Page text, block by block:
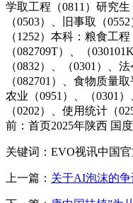
学取工程（0811）研究
（0503）、旧事取（
（1252）本科：粮食工
（082709T）、（
（0832）、（0301）、
（082701）、食物质量
农业（0951）、（0301
（0202）、使用统计（
前：首页2025年陕西 国
关键词：EVO视讯中国
上一篇： 关于AI泡沫的